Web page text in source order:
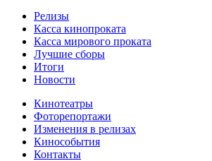
Релизы
Касса кинопроката
Касса мирового проката
Лучшие сборы
Итоги
Новости
Кинотеатры
Фоторепортажи
Изменения в релизах
Кинособытия
Контакты